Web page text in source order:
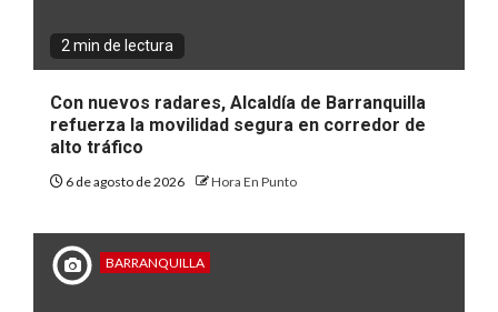
2 min de lectura
Con nuevos radares, Alcaldía de Barranquilla
refuerza la movilidad segura en corredor de
alto tráfico
6 de agosto de 2026 Hora En Punto
BARRANQUILLA